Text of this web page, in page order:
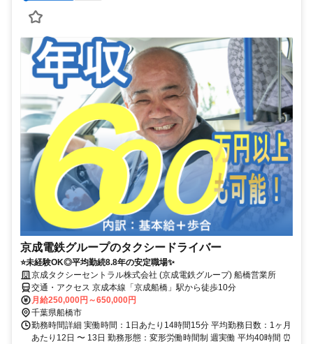
京成電鉄グループのタクシードライバー
⭐未経験OK◎平均勤続8.8年の安定職場✨
京成タクシーセントラル株式会社 (京成電鉄グループ) 船橋営業所
交通・アクセス 京成本線「京成船橋」駅から徒歩10分
月給250,000円～650,000円
千葉県船橋市
勤務時間詳細 実働時間：1日あたり14時間15分 平均勤務日数：1ヶ月
あたり12日 〜 13日 勤務形態：変形労働時間制 週実働 平均40時間 ⏰